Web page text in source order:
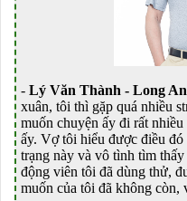
- Lý Văn Thành - Long An
xuân, tôi thì gặp quá nhiều
muốn chuyện ấy đi rất
ấy. Vợ tôi hiểu được điều
trạng này và vô tình tìm
động viên tôi đã dùng thử,
muốn của tôi đã không còn,